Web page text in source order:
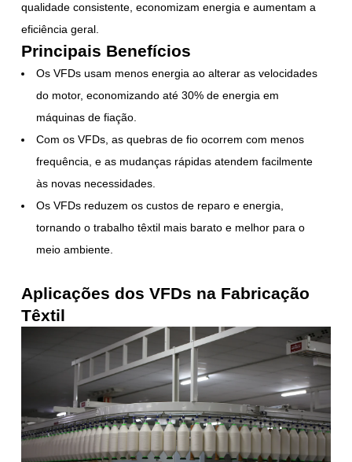
qualidade consistente, economizam energia e aumentam a
eficiência geral.
Principais Benefícios
Os VFDs usam menos energia ao alterar as velocidades
do motor, economizando até 30% de energia em
máquinas de fiação.
Com os VFDs, as quebras de fio ocorrem com menos
frequência, e as mudanças rápidas atendem facilmente
às novas necessidades.
Os VFDs reduzem os custos de reparo e energia,
tornando o trabalho têxtil mais barato e melhor para o
meio ambiente.
Aplicações dos VFDs na Fabricação
Têxtil